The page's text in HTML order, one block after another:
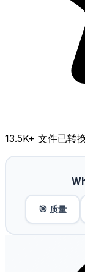
13.5K+ 文件已转
🎯 质量